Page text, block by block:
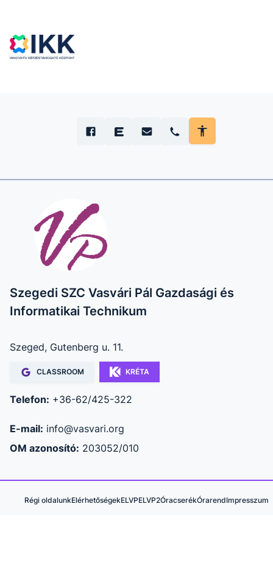
Szegedi SZC Vasvári Pál Gazdasági és
Informatikai Technikum
Szeged, Gutenberg u. 11.
CLASSROOM KRÉTA
Telefon: +36-62/425-322
E-mail: info@vasvari.org
OM azonosító: 203052/010
Régi oldalunkElérhetőségekELVPELVP2ÓracserékÓrarendImpresszum